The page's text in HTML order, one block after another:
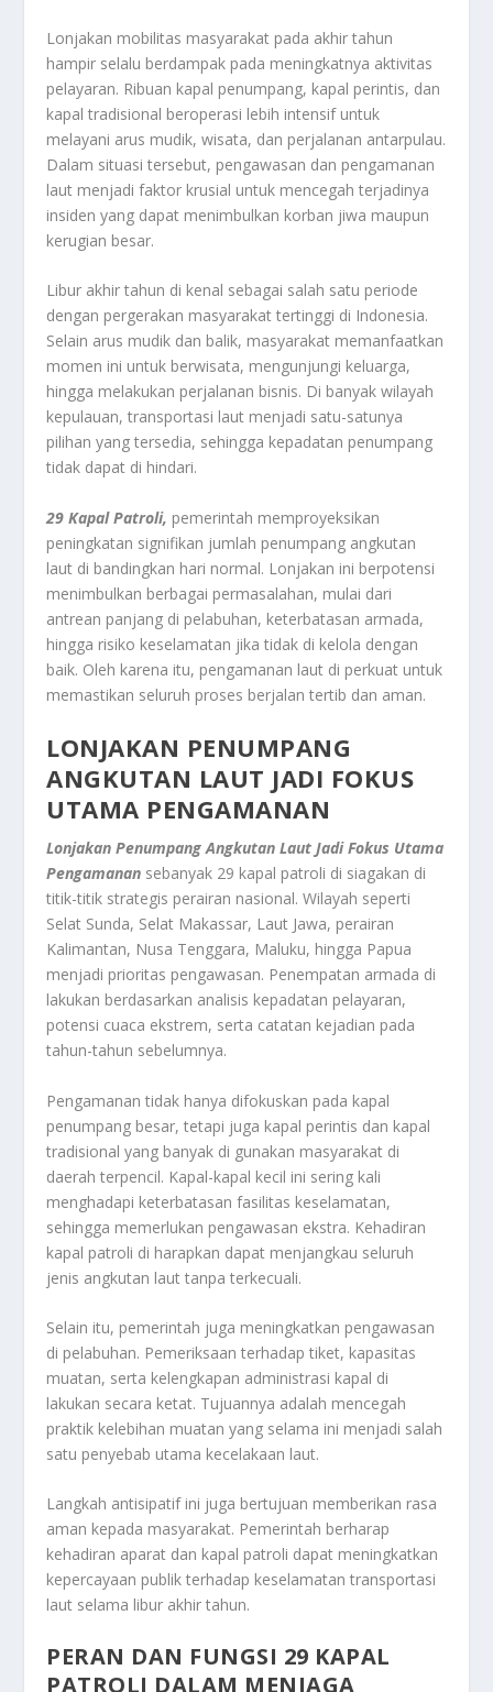
Lonjakan mobilitas masyarakat pada akhir tahun
hampir selalu berdampak pada meningkatnya aktivitas
pelayaran. Ribuan kapal penumpang, kapal perintis, dan
kapal tradisional beroperasi lebih intensif untuk
melayani arus mudik, wisata, dan perjalanan antarpulau.
Dalam situasi tersebut, pengawasan dan pengamanan
laut menjadi faktor krusial untuk mencegah terjadinya
insiden yang dapat menimbulkan korban jiwa maupun
kerugian besar.
Libur akhir tahun di kenal sebagai salah satu periode
dengan pergerakan masyarakat tertinggi di Indonesia.
Selain arus mudik dan balik, masyarakat memanfaatkan
momen ini untuk berwisata, mengunjungi keluarga,
hingga melakukan perjalanan bisnis. Di banyak wilayah
kepulauan, transportasi laut menjadi satu-satunya
pilihan yang tersedia, sehingga kepadatan penumpang
tidak dapat di hindari.
29 Kapal Patroli, pemerintah memproyeksikan
peningkatan signifikan jumlah penumpang angkutan
laut di bandingkan hari normal. Lonjakan ini berpotensi
menimbulkan berbagai permasalahan, mulai dari
antrean panjang di pelabuhan, keterbatasan armada,
hingga risiko keselamatan jika tidak di kelola dengan
baik. Oleh karena itu, pengamanan laut di perkuat untuk
memastikan seluruh proses berjalan tertib dan aman.
LONJAKAN PENUMPANG
ANGKUTAN LAUT JADI FOKUS
UTAMA PENGAMANAN
Lonjakan Penumpang Angkutan Laut Jadi Fokus Utama
Pengamanan sebanyak 29 kapal patroli di siagakan di
titik-titik strategis perairan nasional. Wilayah seperti
Selat Sunda, Selat Makassar, Laut Jawa, perairan
Kalimantan, Nusa Tenggara, Maluku, hingga Papua
menjadi prioritas pengawasan. Penempatan armada di
lakukan berdasarkan analisis kepadatan pelayaran,
potensi cuaca ekstrem, serta catatan kejadian pada
tahun-tahun sebelumnya.
Pengamanan tidak hanya difokuskan pada kapal
penumpang besar, tetapi juga kapal perintis dan kapal
tradisional yang banyak di gunakan masyarakat di
daerah terpencil. Kapal-kapal kecil ini sering kali
menghadapi keterbatasan fasilitas keselamatan,
sehingga memerlukan pengawasan ekstra. Kehadiran
kapal patroli di harapkan dapat menjangkau seluruh
jenis angkutan laut tanpa terkecuali.
Selain itu, pemerintah juga meningkatkan pengawasan
di pelabuhan. Pemeriksaan terhadap tiket, kapasitas
muatan, serta kelengkapan administrasi kapal di
lakukan secara ketat. Tujuannya adalah mencegah
praktik kelebihan muatan yang selama ini menjadi salah
satu penyebab utama kecelakaan laut.
Langkah antisipatif ini juga bertujuan memberikan rasa
aman kepada masyarakat. Pemerintah berharap
kehadiran aparat dan kapal patroli dapat meningkatkan
kepercayaan publik terhadap keselamatan transportasi
laut selama libur akhir tahun.
PERAN DAN FUNGSI 29 KAPAL
PATROLI DALAM MENJAGA